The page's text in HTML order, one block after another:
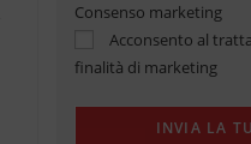
Consenso marketing
Acconsento al
finalità di marketing